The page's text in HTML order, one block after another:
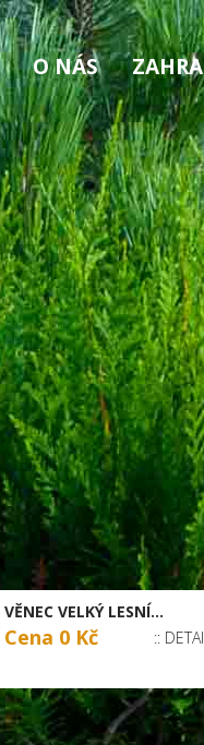
O NÁS
VĚNEC VELKÝ LESNÍ...
Cena 0 Kč ::